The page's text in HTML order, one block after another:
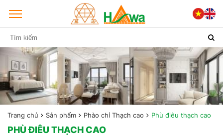
Trang chủ Sản phẩm Phào chỉ Thạch cao Phù điêu thạch cao
PHÙ ĐIÊU THẠCH CAO